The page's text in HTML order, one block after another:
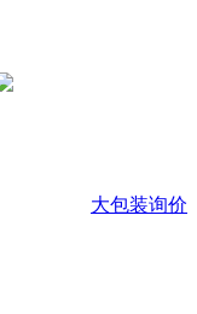
大包装询价